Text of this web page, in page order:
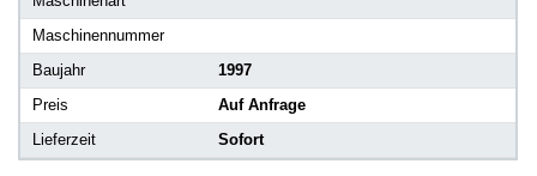
Maschinennummer
Baujahr
1997
Preis
Auf Anfrage
Lieferzeit
Sofort